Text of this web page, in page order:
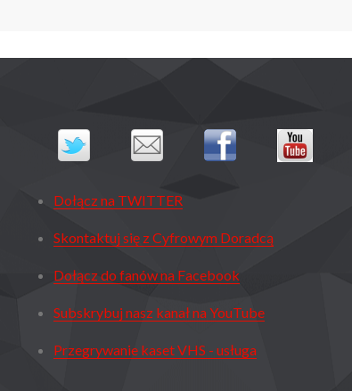
Dołącz na TWITTER
Skontaktuj się z Cyfrowym Doradcą
Dołącz do fanów na Facebook
Subskrybuj nasz kanał na YouTube
Przegrywanie kaset VHS - usługa